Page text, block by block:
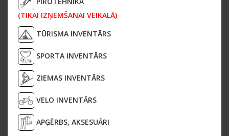
(TIKAI IZŅEMŠANAI VEIKALĀ)
TŪRISMA INVENTĀRS
SPORTA INVENTĀRS
ZIEMAS INVENTĀRS
VELO INVENTĀRS
APĢĒRBS, AKSESUĀRI